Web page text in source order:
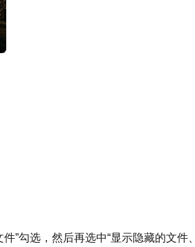
”勾选，然后再选中“显示隐藏的文件、